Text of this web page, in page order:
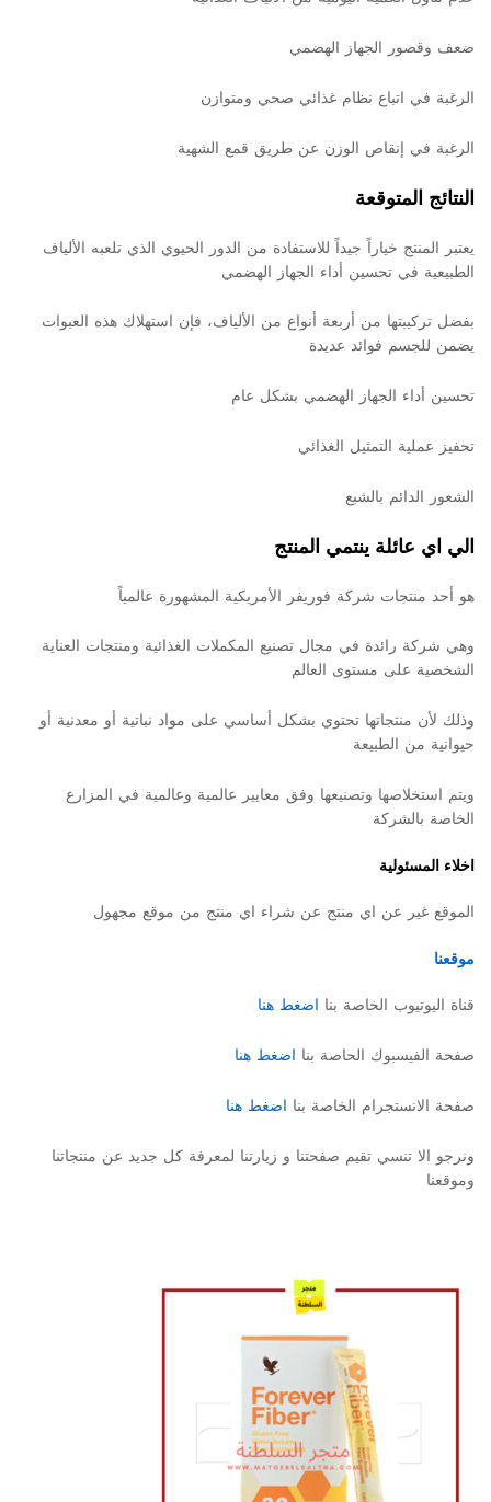
ضعف وقصور الجهاز الهضمي
الرغبة في اتباع نظام غذائي صحي ومتوازن
الرغبة في إنقاص الوزن عن طريق قمع الشهية
النتائج المتوقعة
يعتبر المنتج خياراً جيداً للاستفادة من الدور الحيوي الذي تلعبه الألياف
الطبيعية في تحسين أداء الجهاز الهضمي
بفضل تركيبتها من أربعة أنواع من الألياف، فإن استهلاك هذه العبوات
يضمن للجسم فوائد عديدة
تحسين أداء الجهاز الهضمي بشكل عام
تحفيز عملية التمثيل الغذائي
الشعور الدائم بالشبع
الي اي عائلة ينتمي المنتج
هو أحد منتجات شركة فوريفر الأمريكية المشهورة عالمياً
وهي شركة رائدة في مجال تصنيع المكملات الغذائية ومنتجات العناية
الشخصية على مستوى العالم
وذلك لأن منتجاتها تحتوي بشكل أساسي على مواد نباتية أو معدنية أو
حيوانية من الطبيعة
ويتم استخلاصها وتصنيعها وفق معايير عالمية وعالمية في المزارع
الخاصة بالشركة
اخلاء المسئولية
الموقع غير عن اي منتج عن شراء اي منتج من موقع مجهول
موقعنا
قناة اليوتيوب الخاصة بنا اضغط هنا
صفحة الفيسبوك الحاصة بنا اضغط هنا
صفحة الانستجرام الخاصة بنا اضغط هنا
ونرجو الا تنسي تقيم صفحتنا و زيارتنا لمعرفة كل جديد عن منتجاتنا
وموقعنا